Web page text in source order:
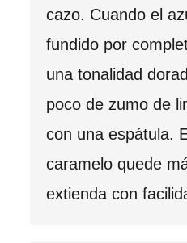
cazo. Cuando el
fundido por
una tonalidad
poco de zumo de
con una espátula.
caramelo quede
extienda con